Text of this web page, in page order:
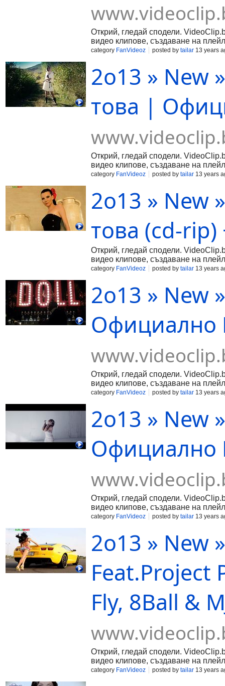
Открий, гледай сподели.
видео клипове, създаване на
category FanVideoz posted by tailar 13 years
2о13 » New
това |
Открий, гледай сподели.
видео клипове, създаване на
category FanVideoz posted by tailar 13 years
2о13 » New
това (cd-rip)
Открий, гледай сподели.
видео клипове, създаване на
category FanVideoz posted by tailar 13 years
2о13 » New
Официално
Открий, гледай сподели.
видео клипове, създаване на
category FanVideoz posted by tailar 13 years
2о13 » New
Официално
Открий, гледай сподели.
видео клипове, създаване на
category FanVideoz posted by tailar 13 years
2о13 » New
Feat.Project
Fly, 8Ball &
Открий, гледай сподели.
видео клипове, създаване на
category FanVideoz posted by tailar 13 years